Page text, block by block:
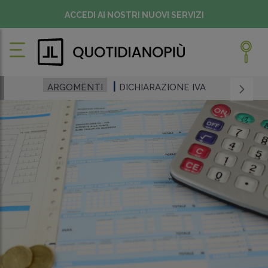
ACCEDI AI NOSTRI NUOVI SERVIZI
ARGOMENTI DICHIARAZIONE IVA